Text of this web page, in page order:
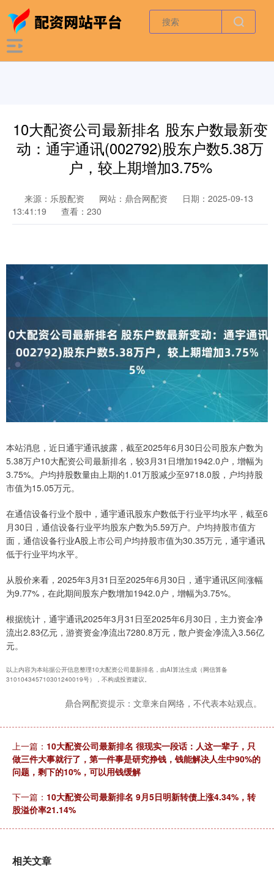
10大配资公司最新排名 股东户数最新变
动：通宇通讯(002792)股东户数5.38万
户，较上期增加3.75%
来源：乐股配资 网站：鼎合网配资
日期：2025-09-13
13:41:19
查看：230
本站消息，近日通宇通讯披露，截至2025年6月30日公司股东户数为
5.38万户10大配资公司最新排名，较3月31日增加1942.0户，增幅为
3.75%。户均持股数量由上期的1.01万股减少至9718.0股，户均持股
市值为15.05万元。
在通信设备行业个股中，通宇通讯股东户数低于行业平均水平，截至6
月30日，通信设备行业平均股东户数为5.59万户。户均持股市值方
面，通信设备行业A股上市公司户均持股市值为30.35万元，通宇通讯
低于行业平均水平。
从股价来看，2025年3月31日至2025年6月30日，通宇通讯区间涨幅
为9.77%，在此期间股东户数增加1942.0户，增幅为3.75%。
根据统计，通宇通讯2025年3月31日至2025年6月30日，主力资金净
流出2.83亿元，游资资金净流出7280.8万元，散户资金净流入3.56亿
元。
以上内容为本站据公开信息整理10大配资公司最新排名，由AI算法生成（网信算备
310104345710301240019号），不构成投资建议。
鼎合网配资提示：文章来自网络，不代表本站观点。
上一篇： 10大配资公司最新排名 很现实一段话：人这一辈子，只
做三件大事就行了，第一件事是研究挣钱，钱能解决人生中90%的
问题，剩下的10%，可以用钱缓解
下一篇： 10大配资公司最新排名 9月5日明新转债上涨4.34%，转
股溢价率21.14%
相关文章